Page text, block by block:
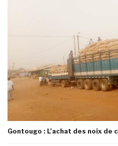
Gontougo : L’achat des noix de